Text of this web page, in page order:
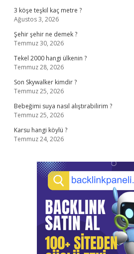
3 köşe teşkil kaç metre ?
Ağustos 3, 2026
Şehir şehir ne demek ?
Temmuz 30, 2026
Tekel 2000 hangi ülkenin ?
Temmuz 28, 2026
Son Skywalker kimdir ?
Temmuz 25, 2026
Bebeğimi suya nasıl alıştırabilirim ?
Temmuz 25, 2026
Karsu hangi köylü ?
Temmuz 24, 2026